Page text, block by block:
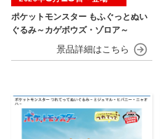
ポケットモンスター もふぐっとぬい
ぐるみ～カゲボウズ・ゾロア～